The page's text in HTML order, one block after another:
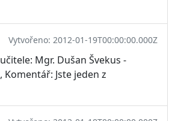
Vytvořeno: 2012-01-19T00:00:00.000Z
Mgr. Dušan Švekus -
Jste jeden z